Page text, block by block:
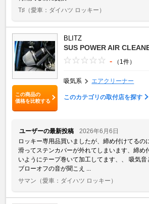
T♯ （愛車：ダイハツ ロッキー）
この商品の
価格を比較する
BLITZ
SUS POWER AIR
- （1件）
吸気系 エアクリーナー
このカテゴリの取付店を探す
ユーザーの最新投稿
2026年6月6日
ロッキー専用品買いましたが、締め付けてるの
滑ってステンカバーが外れてしまいます、締め
いようにテープ巻いて加工してます、、 吸気
ブローオフの音が聞こえ ...
サマン （愛車：ダイハツ ロッキー）